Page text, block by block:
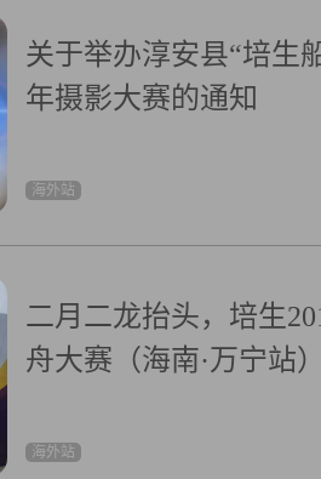
关于举办淳安县“培生
年摄影大赛的通知
海外站
二月二龙抬头，培生
舟大赛（海南·万宁站）
海外站